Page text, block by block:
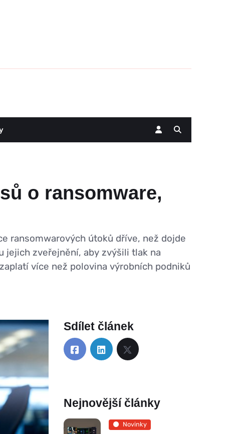
o ransomware,
ransomwarových útoků dříve, než dojde
jejich zveřejnění, aby zvýšili tlak na
více než polovina výrobních podniků
Sdílet článek
Nejnovější články
Novinky